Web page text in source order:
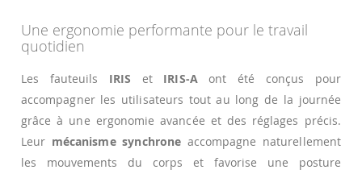
Une ergonomie performante pour le travail
quotidien
Les fauteuils IRIS et IRIS-Aont été conçus pour
accompagner les utilisateurs tout au long de la journée
grâce à une ergonomie avancée et des réglages précis.
Leur mécanisme synchroneaccompagne naturellement
les mouvements du corps et favorise une posture